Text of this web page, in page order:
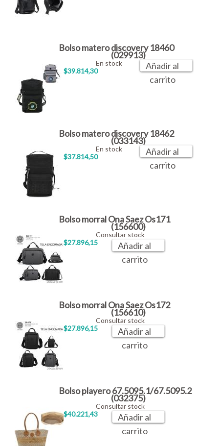
Bolso matero discovery 18460
(029913)
$39.814,30
En stock
Añadir al
carrito
Bolso matero discovery 18462
(033143)
$37.814,50
En stock
Añadir al
carrito
Bolso morral Ona Saez Os171
(156600)
$27.896,15
Consultar stock
Añadir al
carrito
Bolso morral Ona Saez Os172
(156610)
$27.896,15
Consultar stock
Añadir al
carrito
Bolso playero 67.5095.1/67.5095.2
(032375)
$40.221,43
Consultar stock
Añadir al
carrito